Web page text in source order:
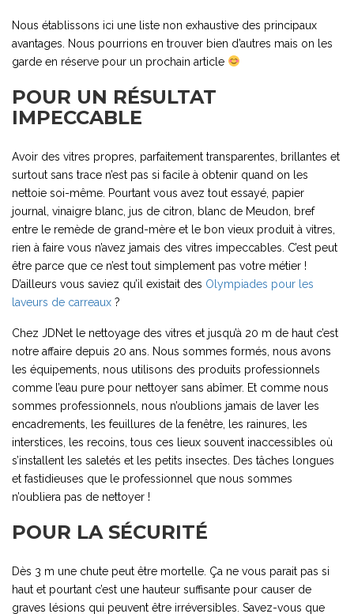
Nous établissons ici une liste non exhaustive des principaux
avantages. Nous pourrions en trouver bien d’autres mais on les
garde en réserve pour un prochain article
POUR UN RÉSULTAT
IMPECCABLE
Avoir des vitres propres, parfaitement transparentes, brillantes et
surtout sans trace n’est pas si facile à obtenir quand on les
nettoie soi-même. Pourtant vous avez tout essayé, papier
journal, vinaigre blanc, jus de citron, blanc de Meudon, bref
entre le remède de grand-mère et le bon vieux produit à vitres,
rien à faire vous n’avez jamais des vitres impeccables. C’est peut
être parce que ce n’est tout simplement pas votre métier !
D’ailleurs vous saviez qu’il existait des Olympiades pour les
laveurs de carreaux ?
Chez JDNet le nettoyage des vitres et jusqu’à 20 m de haut c’est
notre affaire depuis 20 ans. Nous sommes formés, nous avons
les équipements, nous utilisons des produits professionnels
comme l’eau pure pour nettoyer sans abîmer. Et comme nous
sommes professionnels, nous n’oublions jamais de laver les
encadrements, les feuillures de la fenêtre, les rainures, les
interstices, les recoins, tous ces lieux souvent inaccessibles où
s’installent les saletés et les petits insectes. Des tâches longues
et fastidieuses que le professionnel que nous sommes
n’oubliera pas de nettoyer !
POUR LA SÉCURITÉ
Dès 3 m une chute peut être mortelle. Ça ne vous parait pas si
haut et pourtant c’est une hauteur suffisante pour causer de
graves lésions qui peuvent être irréversibles. Savez-vous que